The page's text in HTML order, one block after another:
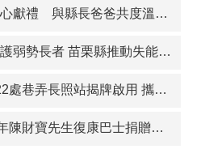
禮 與縣長爸爸共度溫馨父親節
苗栗縣推動失能安置加碼補助 減輕家庭照顧負擔
照站揭牌啟用 攜手打造高齡友善幸福社區
財寶先生復康巴士捐贈活動